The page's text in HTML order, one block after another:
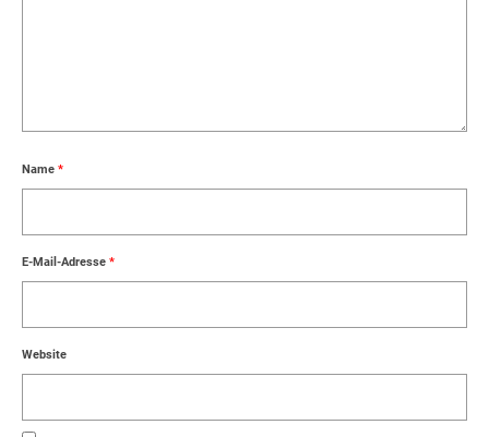
Name *
E-Mail-Adresse *
Website